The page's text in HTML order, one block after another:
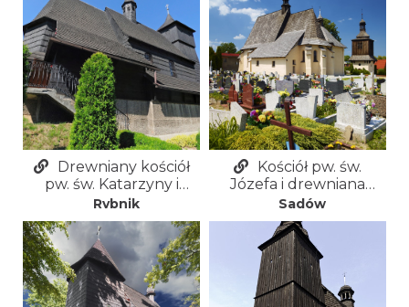
Drewniany kościół
pw. św. Katarzyny i
Matki Bożej
Różańcowej w
Rybniku-Wielopolu
Rybnik
Kościół pw. św.
Józefa i drewniana
dzwonnica w Sadowie
Sadów